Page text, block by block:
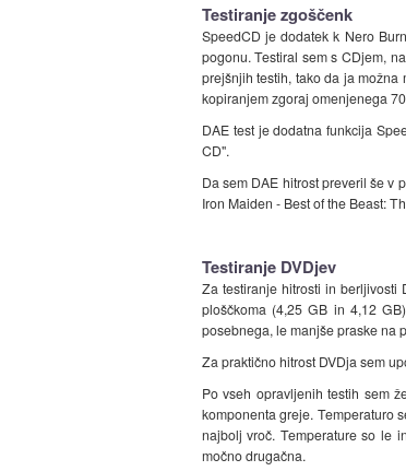
Testiranje zgoščenk
SpeedCD je dodatek k Nero
pogonu. Testiral sem s CDjem,
prejšnjih testih, tako da ja
kopiranjem zgoraj omenjenega
DAE test je dodatna funkcija
CD".
Da sem DAE hitrost preveril še v
Iron Maiden - Best of the Beast:
Testiranje DVDjev
Za testiranje hitrosti in berljivosti
ploščkoma (4,25 GB in 4,12
posebnega, le manjše praske na
Za praktično hitrost DVDja sem
Po vseh opravljenih testih sem
komponenta greje. Temperaturo
najbolj vroč. Temperature so le
močno drugačna.